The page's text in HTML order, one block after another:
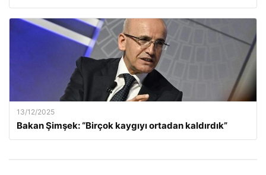
13/12/2025
Bakan Şimşek: “Birçok kaygıyı ortadan kaldırdık”